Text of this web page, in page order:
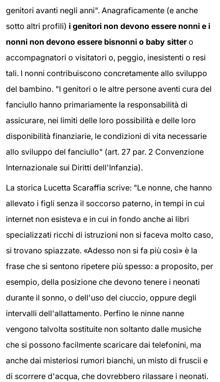
genitori avanti negli anni". Anagraficamente (e anche
sotto altri profili) i genitori non devono essere nonni e i
nonni non devono essere bisnonni o baby sittero
accompagnatori o visitatori o, peggio, inesistenti o resi
tali. I nonni contribuiscono concretamente allo sviluppo
del bambino. "I genitori o le altre persone aventi cura del
fanciullo hanno primariamente la responsabilità di
assicurare, nei limiti delle loro possibilità e delle loro
disponibilità finanziarie, le condizioni di vita necessarie
allo sviluppo del fanciullo" (art. 27 par. 2 Convenzione
Internazionale sui Diritti dell'Infanzia).
La storica Lucetta Scaraffia scrive: "Le nonne, che hanno
allevato i figli senza il soccorso paterno, in tempi in cui
internet non esisteva e in cui in fondo anche ai libri
specializzati ricchi di istruzioni non si faceva molto caso,
si trovano spiazzate. «Adesso non si fa più così» è la
frase che si sentono ripetere più spesso: a proposito, per
esempio, della posizione che devono tenere i neonati
durante il sonno, o dell'uso del ciuccio, oppure degli
intervalli dell'allattamento. Perfino le ninne nanne
vengono talvolta sostituite non soltanto dalle musiche
che si possono facilmente scaricare dai telefonini, ma
anche dai misteriosi rumori bianchi, un misto di fruscii e
di scorrere d'acqua, che dovrebbero rilassare i neonati.